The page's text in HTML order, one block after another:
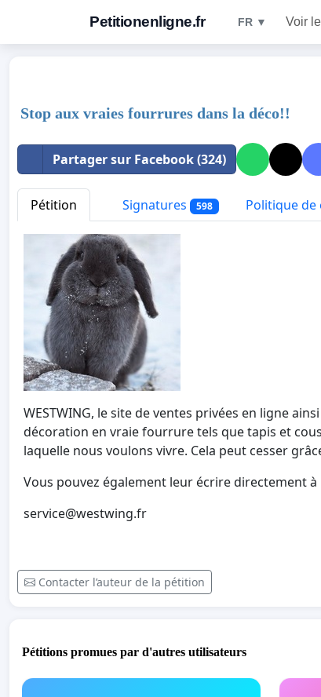
Petitionenligne.fr FR ▼ Voir
Stop aux vraies fourrures dans la déco!!
Partager sur Facebook (324)
Pétition Signatures 598 Politique
WESTWING, le site de ventes privées en ligne
décoration en vraie fourrure tels que tapis et
laquelle nous voulons vivre. Cela peut cesser
Vous pouvez également leur écrire directement à
service@westwing.fr
Contacter l’auteur de la pétition
Pétitions promues par d'autres utilisateurs